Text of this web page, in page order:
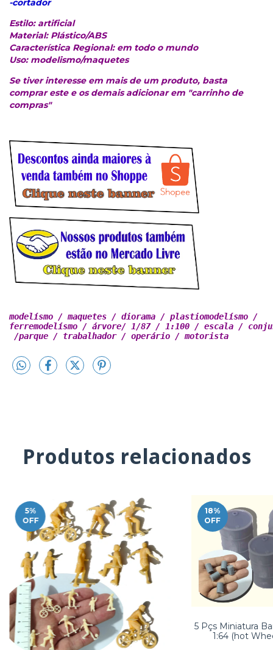
-cortador
Estilo: artificial
Material: Plástico/ABS
Característica Regional: em todo o mundo
Uso: modelismo/maquetes
Se tiver interesse em mais de um produto, basta
comprar este e os demais adicionar em "carrinho de
compras"
modelísmo / maquetes / diorama / plastiomodelísmo /
ferremodelísmo / árvore/ 1/87 / 1:100 / escala /
/parque / trabalhador / operário / motorista
Produtos relacionados
5%
OFF
18%
OFF
5 Pçs Miniatura
1:64 (hot